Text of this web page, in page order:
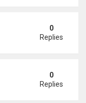
sắp 50, liệu có
0
Replies
sinh nhật
0
Replies